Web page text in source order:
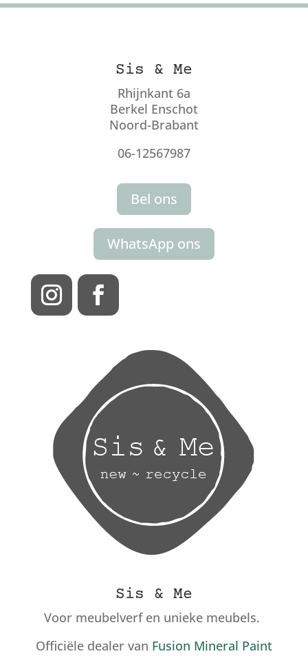
Sis & Me
Rhijnkant 6a
Berkel Enschot
Noord-Brabant
06-12567987
Bel ons
WhatsApp ons
Sis & Me
Voor meubelverf en unieke meubels.
Officiële dealer van Fusion Mineral Paint